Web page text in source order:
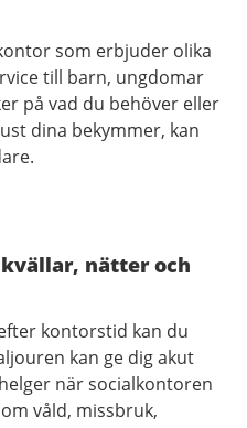
som erbjuder olika
till barn, ungdomar
på vad du behöver eller
dina bekymmer, kan
nätter och
kontorstid kan du
kan ge dig akut
när socialkontoren
våld, missbruk,